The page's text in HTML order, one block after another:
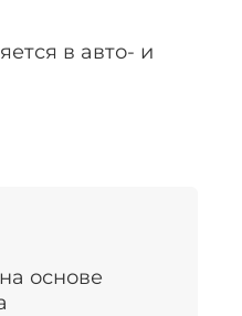
в авто- и
и
основе